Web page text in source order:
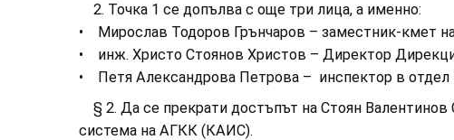
2. Точка 1 се допълва с още три лица, а именно:
• Мирослав Тодоров Грънчаров – заместник-кмет
• инж. Христо Стоянов Христов – Директор
• Петя Александрова Петрова – инспектор в
§ 2. Да се прекрати достъпът на Стоян
система на АГКК (КАИС).